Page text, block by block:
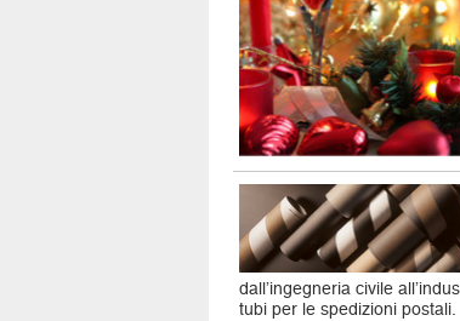
dall’ingegneria civile
tubi per le spedizioni postali.